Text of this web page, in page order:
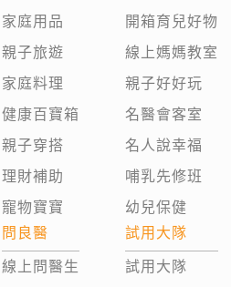
家庭用品
親子旅遊
家庭料理
健康百寶箱
親子穿搭
理財補助
寵物寶寶
問良醫
線上問醫生
開箱育兒好物
線上媽媽教室
親子好好玩
名醫會客室
名人說幸福
哺乳先修班
幼兒保健
試用大隊
試用大隊